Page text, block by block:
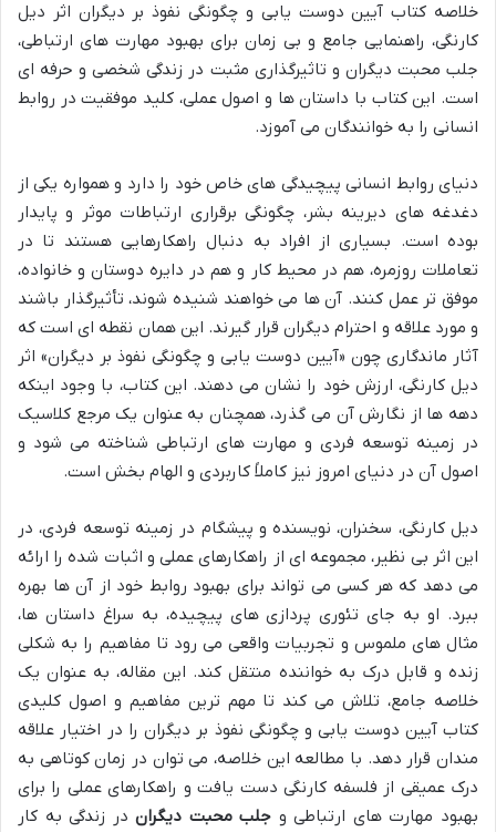
خلاصه کتاب آیین دوست یابی و چگونگی نفوذ بر دیگران اثر دیل
کارنگی، راهنمایی جامع و بی زمان برای بهبود مهارت های ارتباطی،
جلب محبت دیگران و تاثیرگذاری مثبت در زندگی شخصی و حرفه ای
است. این کتاب با داستان ها و اصول عملی، کلید موفقیت در روابط
انسانی را به خوانندگان می آموزد.
دنیای روابط انسانی پیچیدگی های خاص خود را دارد و همواره یکی از
دغدغه های دیرینه بشر، چگونگی برقراری ارتباطات موثر و پایدار
بوده است. بسیاری از افراد به دنبال راهکارهایی هستند تا در
تعاملات روزمره، هم در محیط کار و هم در دایره دوستان و خانواده،
موفق تر عمل کنند. آن ها می خواهند شنیده شوند، تأثیرگذار باشند
و مورد علاقه و احترام دیگران قرار گیرند. این همان نقطه ای است که
آثار ماندگاری چون «آیین دوست یابی و چگونگی نفوذ بر دیگران» اثر
دیل کارنگی، ارزش خود را نشان می دهند. این کتاب، با وجود اینکه
دهه ها از نگارش آن می گذرد، همچنان به عنوان یک مرجع کلاسیک
در زمینه توسعه فردی و مهارت های ارتباطی شناخته می شود و
اصول آن در دنیای امروز نیز کاملاً کاربردی و الهام بخش است.
دیل کارنگی، سخنران، نویسنده و پیشگام در زمینه توسعه فردی، در
این اثر بی نظیر، مجموعه ای از راهکارهای عملی و اثبات شده را ارائه
می دهد که هر کسی می تواند برای بهبود روابط خود از آن ها بهره
ببرد. او به جای تئوری پردازی های پیچیده، به سراغ داستان ها،
مثال های ملموس و تجربیات واقعی می رود تا مفاهیم را به شکلی
زنده و قابل درک به خواننده منتقل کند. این مقاله، به عنوان یک
خلاصه جامع، تلاش می کند تا مهم ترین مفاهیم و اصول کلیدی
کتاب آیین دوست یابی و چگونگی نفوذ بر دیگران را در اختیار علاقه
مندان قرار دهد. با مطالعه این خلاصه، می توان در زمان کوتاهی به
درک عمیقی از فلسفه کارنگی دست یافت و راهکارهای عملی را برای
بهبود مهارت های ارتباطی و جلب محبت دیگراندر زندگی به کار